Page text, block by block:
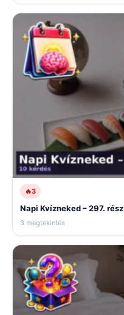
🔥3
Napi Kvízneked – 297. rész
3 megtekintés